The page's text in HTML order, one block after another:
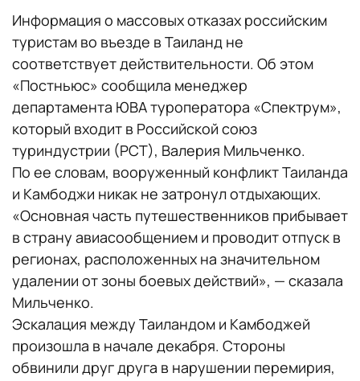
Информация о массовых отказах российским
туристам во въезде в Таиланд не
соответствует действительности. Об этом
«Постньюс» сообщила менеджер
департамента ЮВА туроператора «Спектрум»,
который входит в Российской союз
туриндустрии (РСТ), Валерия Мильченко.
По ее словам, вооруженный конфликт Таиланда
и Камбоджи никак не затронул отдыхающих.
«Основная часть путешественников прибывает
в страну авиасообщением и проводит отпуск в
регионах, расположенных на значительном
удалении от зоны боевых действий», — сказала
Мильченко.
Эскалация между Таиландом и Камбоджей
произошла в начале декабря. Стороны
обвинили друг друга в нарушении перемирия,